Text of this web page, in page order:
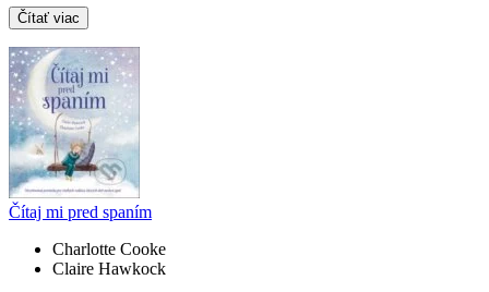
Čítať viac
Čítaj mi pred spaním
Charlotte Cooke
Claire Hawkock